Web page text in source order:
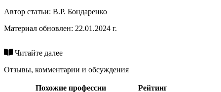
Автор статьи: В.Р. Бондаренко
Материал обновлен: 22.01.2024 г.
Читайте далее
Отзывы, комментарии и обсуждения
Похожие профессии
Рейтинг